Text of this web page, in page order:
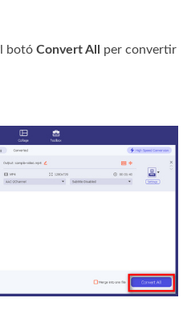
botóConvert All
per convertir